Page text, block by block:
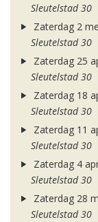
Sleutelstad 30
Zaterdag 2
Sleutelstad 30
Zaterdag 25
Sleutelstad 30
Zaterdag 18
Sleutelstad 30
Zaterdag 11
Sleutelstad 30
Zaterdag 4
Sleutelstad 30
Zaterdag 28
Sleutelstad 30